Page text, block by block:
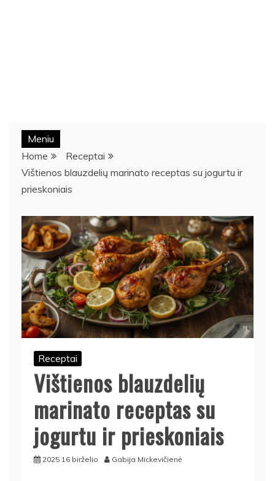
Meniu
Home
Receptai
Vištienos blauzdelių marinato receptas su jogurtu ir
prieskoniais
Receptai
Vištienos blauzdelių
marinato receptas su
jogurtu ir prieskoniais
2025 16 birželio Gabija Mickevičienė